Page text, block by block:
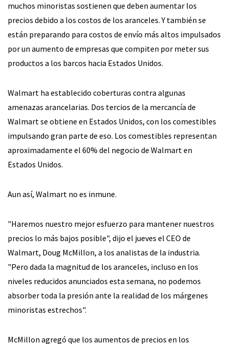
muchos minoristas sostienen que deben aumentar los
precios debido a los costos de los aranceles. Y también se
están preparando para costos de envío más altos impulsados
por un aumento de empresas que compiten por meter sus
productos a los barcos hacia Estados Unidos.
Walmart ha establecido coberturas contra algunas
amenazas arancelarias. Dos tercios de la mercancía de
Walmart se obtiene en Estados Unidos, con los comestibles
impulsando gran parte de eso. Los comestibles representan
aproximadamente el 60% del negocio de Walmart en
Estados Unidos.
Aun así, Walmart no es inmune.
"Haremos nuestro mejor esfuerzo para mantener nuestros
precios lo más bajos posible", dijo el jueves el CEO de
Walmart, Doug McMillon, a los analistas de la industria.
"Pero dada la magnitud de los aranceles, incluso en los
niveles reducidos anunciados esta semana, no podemos
absorber toda la presión ante la realidad de los márgenes
minoristas estrechos".
McMillon agregó que los aumentos de precios en los